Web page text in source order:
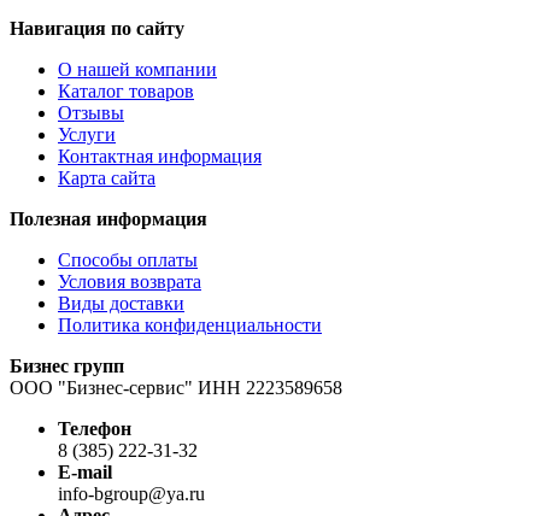
Навигация по сайту
О нашей компании
Каталог товаров
Отзывы
Услуги
Контактная информация
Карта сайта
Полезная информация
Способы оплаты
Условия возврата
Виды доставки
Политика конфиденциальности
Бизнес групп
ООО "Бизнес-сервис" ИНН 2223589658
Телефон
8 (385) 222-31-32
E-mail
info-bgroup@ya.ru